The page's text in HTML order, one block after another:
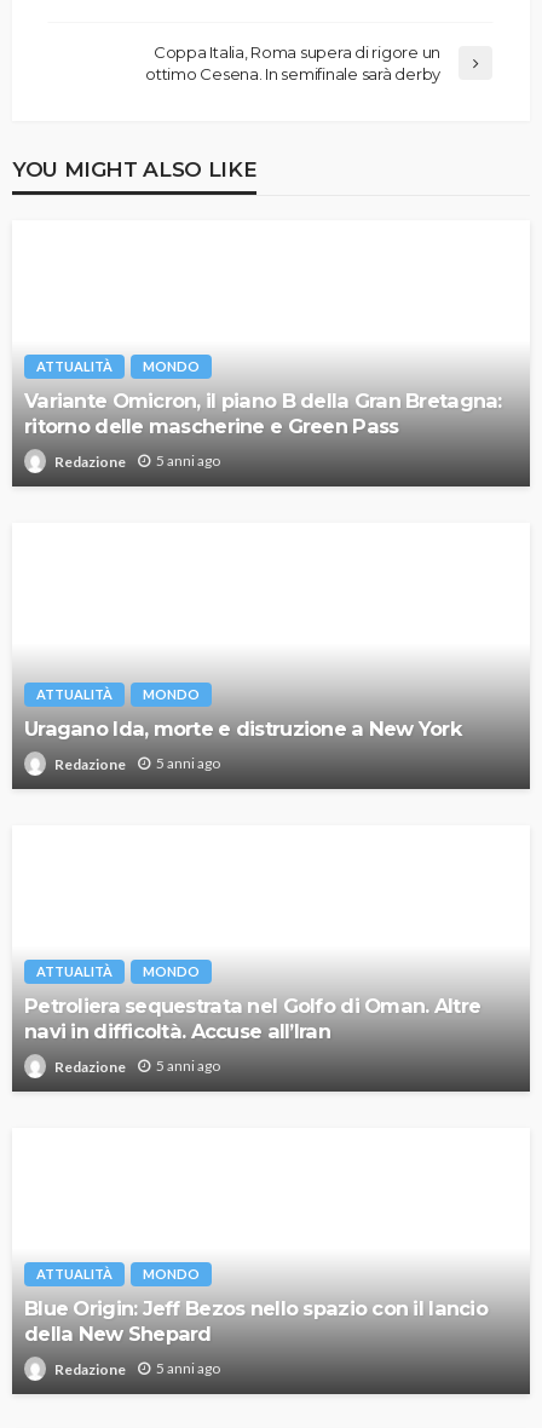
Coppa Italia, Roma supera di rigore un
ottimo Cesena. In semifinale sarà derby
YOU MIGHT ALSO LIKE
ATTUALITÀ MONDO
Variante Omicron, il piano B della Gran Bretagna:
ritorno delle mascherine e Green Pass
Redazione 5 anni ago
ATTUALITÀ MONDO
Uragano Ida, morte e distruzione a New York
Redazione 5 anni ago
ATTUALITÀ MONDO
Petroliera sequestrata nel Golfo di Oman. Altre
navi in difficoltà. Accuse all’Iran
Redazione 5 anni ago
ATTUALITÀ MONDO
Blue Origin: Jeff Bezos nello spazio con il lancio
della New Shepard
Redazione 5 anni ago